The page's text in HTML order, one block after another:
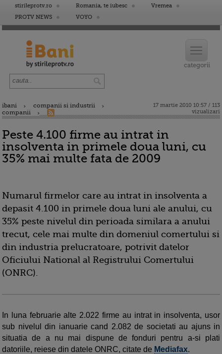
stirileprotv.ro Romania, te iubesc
Vremea
PROTV NEWS
VOYO
ibani
companii si industrii
companii
17 martie 2010 10:57 / 113
vizualizari
Peste 4.100 firme au intrat in
insolventa in primele doua luni, cu
35% mai multe fata de 2009
Numarul firmelor care au intrat in insolventa a
depasit 4.100 in primele doua luni ale anului, cu
35% peste nivelul din perioada similara a anului
trecut, cele mai multe din domeniul comertului si
din industria prelucratoare, potrivit datelor
Oficiului National al Registrului Comertului
(ONRC).
In luna februarie alte 2.022 firme au intrat in insolventa, usor
sub nivelul din ianuarie cand 2.082 de societati au ajuns in
situatia de a nu mai dispune de fonduri pentru a-si plati
datoriile, reiese din datele ONRC, citate de Mediafax.